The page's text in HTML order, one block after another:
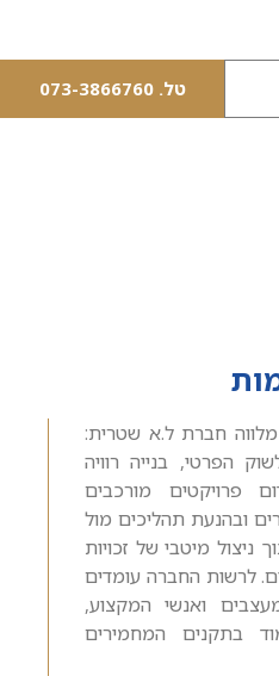
טל. 073-3866760
חברת ל.א שטרית:
הפרטי, בנייה רוויה
פרויקטים מורכבים
ובהנעת תהליכים מול
ניצול מיטבי של זכויות
לרשות החברה עומדים
ואנשי המקצוע,
בתקנים המחמירים